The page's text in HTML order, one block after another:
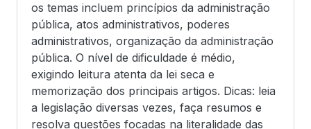
os temas incluem princípios da administração
pública, atos administrativos, poderes
administrativos, organização da administração
pública. O nível de dificuldade é médio,
exigindo leitura atenta da lei seca e
memorização dos principais artigos. Dicas: leia
a legislação diversas vezes, faça resumos e
resolva questões focadas na literalidade das